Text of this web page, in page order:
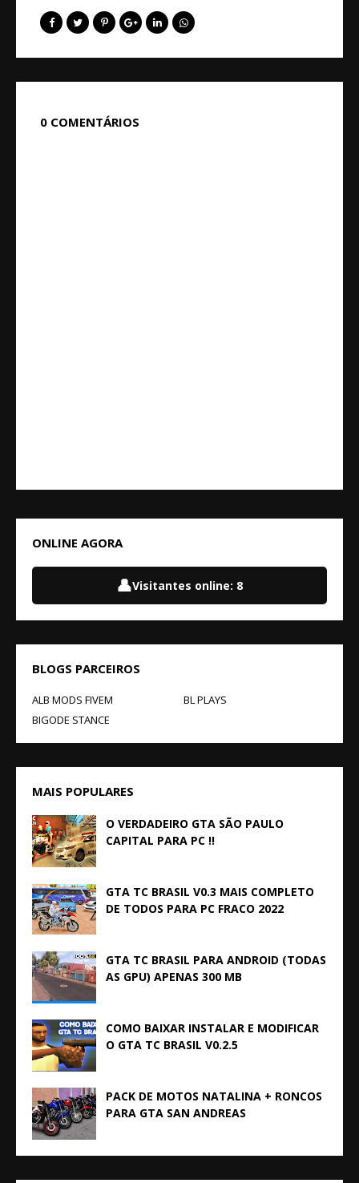
0 COMENTÁRIOS
ONLINE AGORA
👤Visitantes online: 8
BLOGS PARCEIROS
ALB MODS FIVEM
BL PLAYS
BIGODE STANCE
MAIS POPULARES
O VERDADEIRO GTA SÃO PAULO
CAPITAL PARA PC !!
GTA TC BRASIL V0.3 MAIS COMPLETO
DE TODOS PARA PC FRACO 2022
GTA TC BRASIL PARA ANDROID (TODAS
AS GPU) APENAS 300 MB
COMO BAIXAR INSTALAR E MODIFICAR
O GTA TC BRASIL V0.2.5
PACK DE MOTOS NATALINA + RONCOS
PARA GTA SAN ANDREAS